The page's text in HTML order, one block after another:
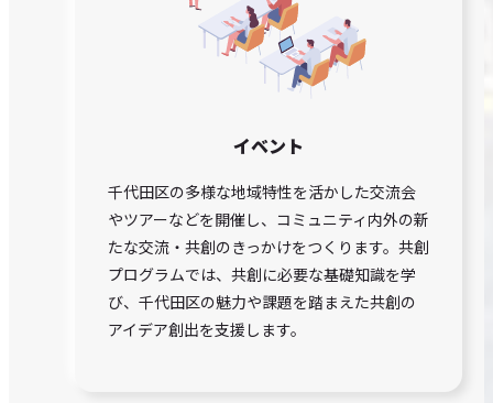
イベント
千代田区の多様な地域特性を活かした交流会
やツアーなどを開催し、コミュニティ内外の新
たな交流・共創のきっかけをつくります。共創
プログラムでは、共創に必要な基礎知識を学
び、千代田区の魅力や課題を踏まえた共創の
アイデア創出を支援します。